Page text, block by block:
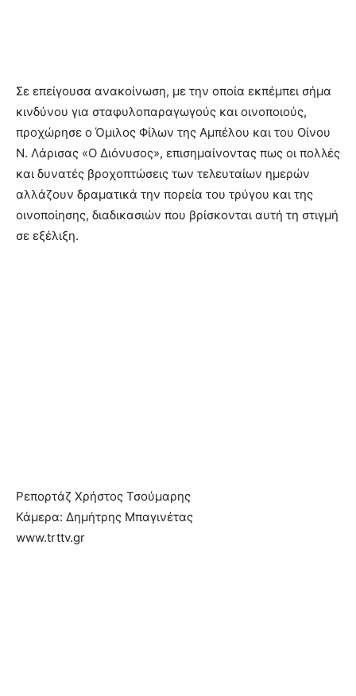
Σε επείγουσα ανακοίνωση, με την οποία εκπέμπει σήμα
κινδύνου για σταφυλοπαραγωγούς και οινοποιούς,
προχώρησε ο Όμιλος Φίλων της Αμπέλου και του Οίνου
Ν. Λάρισας «Ο Διόνυσος», επισημαίνοντας πως οι πολλές
και δυνατές βροχοπτώσεις των τελευταίων ημερών
αλλάζουν δραματικά την πορεία του τρύγου και της
οινοποίησης, διαδικασιών που βρίσκονται αυτή τη στιγμή
σε εξέλιξη.
Ρεπορτάζ Χρήστος Τσούμαρης
Κάμερα: Δημήτρης Μπαγινέτας
www.trttv.gr